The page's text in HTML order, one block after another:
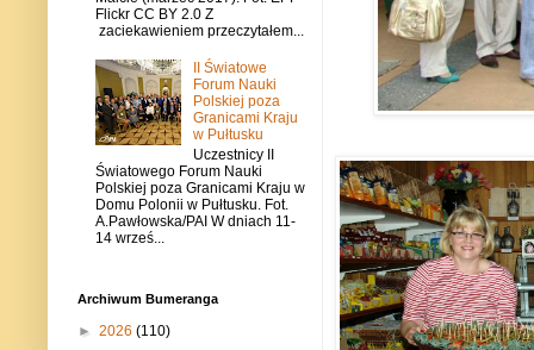
Flickr CC BY 2.0 Z
zaciekawieniem przeczytałem...
II Światowe
Forum Nauki
Polskiej poza
Granicami Kraju
w Pułtusku
Uczestnicy II
Światowego Forum Nauki
Polskiej poza Granicami Kraju w
Domu Polonii w Pułtusku. Fot.
A.Pawłowska/PAI W dniach 11-
14 wrześ...
Archiwum Bumeranga
► 2026 (110)